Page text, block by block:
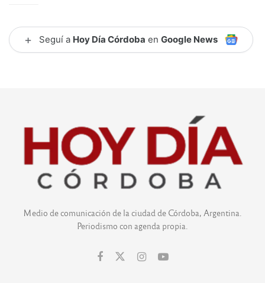
+ Seguí a Hoy Día Córdoba en Google News
Medio de comunicación de la ciudad de Córdoba, Argentina.
Periodismo con agenda propia.